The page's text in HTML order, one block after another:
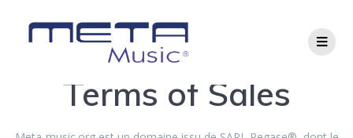
Terms of Sales